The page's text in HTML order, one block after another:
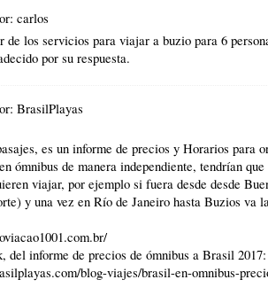
carlos
de los servicios para viajar a buzio para 6
por su respuesta.
BrasilPlayas
es un informe de precios y Horarios para
ómnibus de manera independiente, tendrían
viajar, por ejemplo si fuera desde desde
y una vez en Río de Janeiro hasta Buzios va
del informe de precios de ómnibus a Brasil 2017:
blog-viajes/brasil-en-omnibus-